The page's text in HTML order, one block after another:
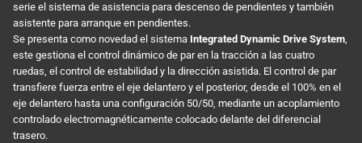
serie el sistema de asistencia para descenso de pendientes y también
asistente para arranque en pendientes.
Se presenta como novedad el sistema Integrated Dynamic Drive System,
este gestiona el control dinámico de par en la tracción a las cuatro
ruedas, el control de estabilidad y la dirección asistida. El control de par
transfiere fuerza entre el eje delantero y el posterior, desde el 100% en el
eje delantero hasta una configuración 50/50, mediante un acoplamiento
controlado electromagnéticamente colocado delante del diferencial
trasero.